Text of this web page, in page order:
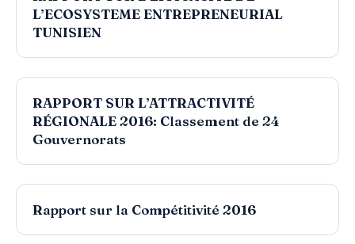
RAPPORT
Indice de Confiance du Climat des Affaires
T4-2016